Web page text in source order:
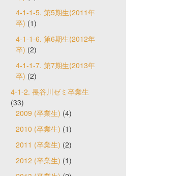
4-1-1-5. 第5期生(2011年
卒) (1)
4-1-1-6. 第6期生(2012年
卒) (2)
4-1-1-7. 第7期生(2013年
卒) (2)
4-1-2. 長谷川ゼミ卒業生
(33)
2009 (卒業生) (4)
2010 (卒業生) (1)
2011 (卒業生) (2)
2012 (卒業生) (1)